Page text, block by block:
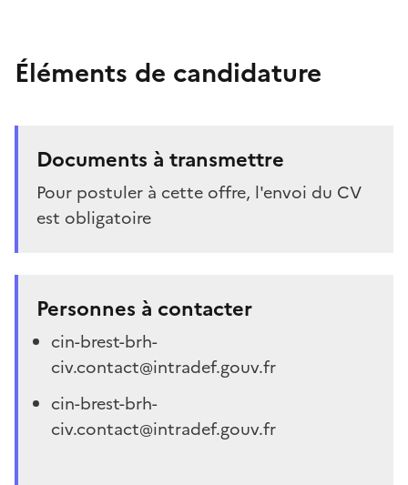
Éléments de candidature
Documents à transmettre
Pour postuler à cette offre, l'envoi du CV
est obligatoire
Personnes à contacter
cin-brest-brh-
civ.contact@intradef.gouv.fr
cin-brest-brh-
civ.contact@intradef.gouv.fr